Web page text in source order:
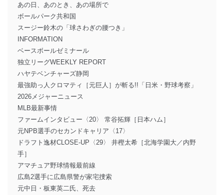
あの日、あのとき、あの場所で
ボールパーク共和国
スージー鈴木の「球さわぎの腰つき」
INFORMATION
ベースボールゼミナール
独立リーグWEEKLY REPORT
ハヤテベンチャーズ静岡
最強助っ人クロマティ［元巨人］が斬る!!「日米・野球考察」
2026メジャーニュース
MLB最新事情
ファームインタビュー〈20〉 常谷拓輝［日本ハム］
元NPB選手のセカンドキャリア〈17〉
ドラフト逸材CLOSE-UP〈29〉 井樫太希［北海学園大／内野
手］
アマチュア野球情報最前線
広島2選手に広島県警が家宅捜索
元中日・板東英二氏、死去